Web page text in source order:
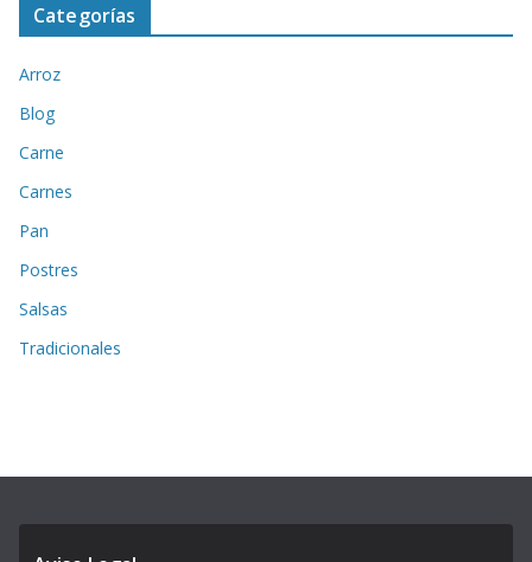
Categorías
Arroz
Blog
Carne
Carnes
Pan
Postres
Salsas
Tradicionales